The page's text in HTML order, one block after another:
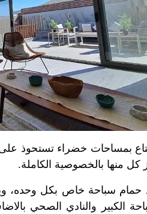
كل منها بالخصوصية الكاملة.
سباحة خاص بكل وحده،